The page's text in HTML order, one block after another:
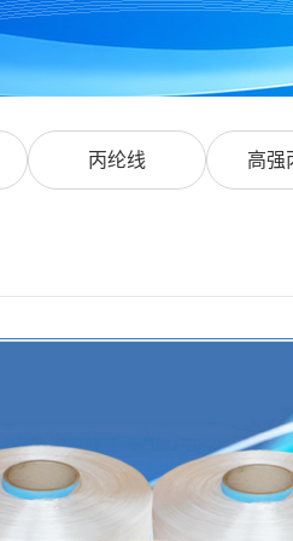
丙纶线 高强